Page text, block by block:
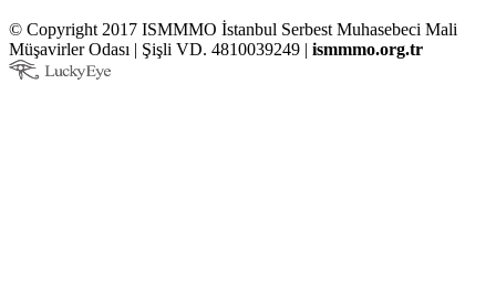
© Copyright 2017 ISMMMO İstanbul Serbest Muhasebeci Mali
Müşavirler Odası | Şişli VD. 4810039249 | ismmmo.org.tr